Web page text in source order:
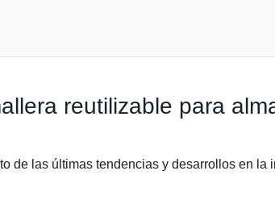
reutilizable para
de las últimas tendencias y desarrollos en